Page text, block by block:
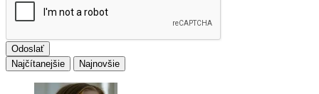
Odoslať
Najčítanejšie
Najnovšie